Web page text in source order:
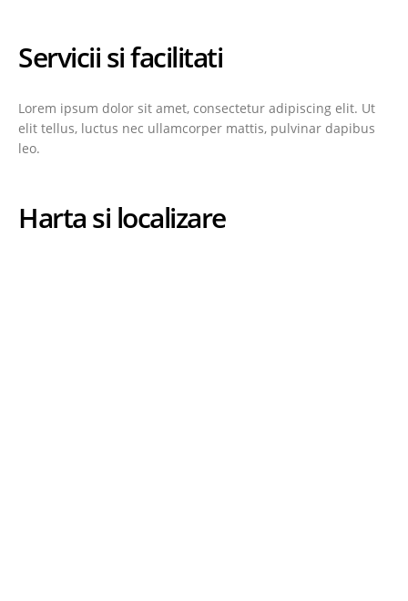
Servicii si facilitati
Lorem ipsum dolor sit amet, consectetur adipiscing elit. Ut
elit tellus, luctus nec ullamcorper mattis, pulvinar dapibus
leo.
Harta si localizare